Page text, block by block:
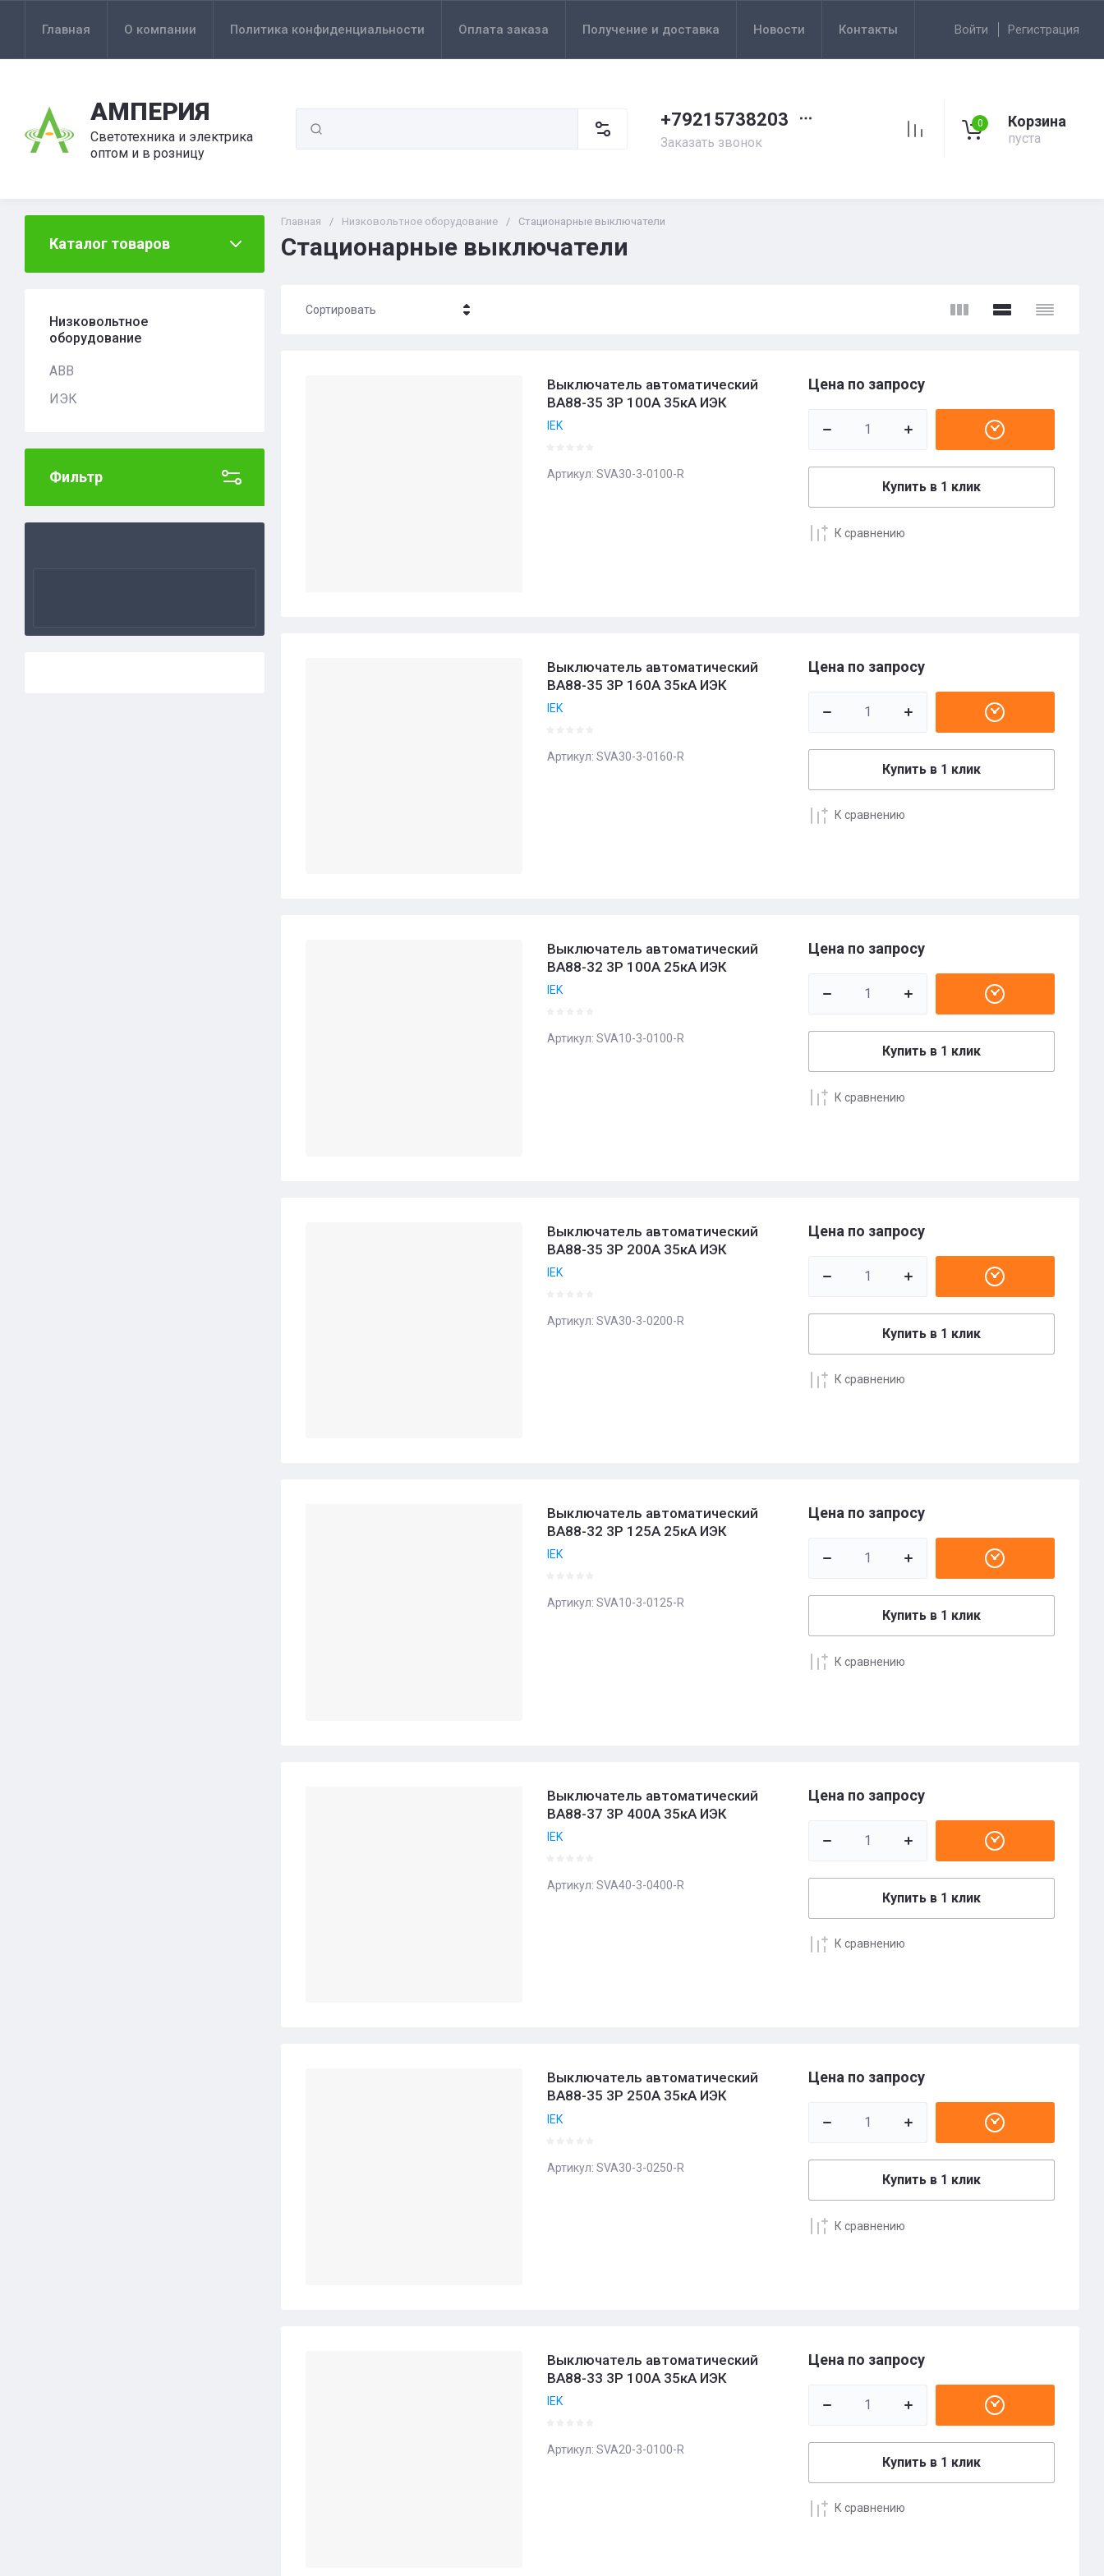
Главная О компании Политика конфиденциальности Оплата заказа Получение и доставка Новости Контакты Войти Регистрация
АМПЕРИЯ
Светотехника и электрика
оптом и в розницу
+79215738203
Заказать звонок
0 Корзина
пуста
Каталог товаров
Низковольтное
оборудование
АВВ
ИЭК
Фильтр
Главная / Низковольтное оборудование / Стационарные выключатели
Стационарные выключатели
Сортировать
Выключатель автоматический
ВА88-35 3Р 100А 35кА ИЭК
IEK
Артикул: SVA30-3-0100-R
Цена по запросу
Купить в 1 клик
К сравнению
Выключатель автоматический
ВА88-35 3Р 160А 35кА ИЭК
IEK
Артикул: SVA30-3-0160-R
Цена по запросу
Купить в 1 клик
К сравнению
Выключатель автоматический
ВА88-32 3Р 100А 25кА ИЭК
IEK
Артикул: SVA10-3-0100-R
Цена по запросу
Купить в 1 клик
К сравнению
Выключатель автоматический
ВА88-35 3Р 200А 35кА ИЭК
IEK
Артикул: SVA30-3-0200-R
Цена по запросу
Купить в 1 клик
К сравнению
Выключатель автоматический
ВА88-32 3Р 125А 25кА ИЭК
IEK
Артикул: SVA10-3-0125-R
Цена по запросу
Купить в 1 клик
К сравнению
Выключатель автоматический
ВА88-37 3Р 400А 35кА ИЭК
IEK
Артикул: SVA40-3-0400-R
Цена по запросу
Купить в 1 клик
К сравнению
Выключатель автоматический
ВА88-35 3Р 250А 35кА ИЭК
IEK
Артикул: SVA30-3-0250-R
Цена по запросу
Купить в 1 клик
К сравнению
Выключатель автоматический
ВА88-33 3Р 100А 35кА ИЭК
IEK
Артикул: SVA20-3-0100-R
Цена по запросу
Купить в 1 клик
К сравнению